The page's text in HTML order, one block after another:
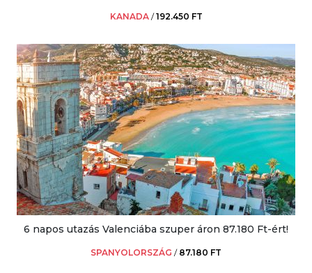
KANADA /192.450 FT
6 napos utazás Valenciába szuper áron 87.180 Ft-ért!
SPANYOLORSZÁG / 87.180 FT